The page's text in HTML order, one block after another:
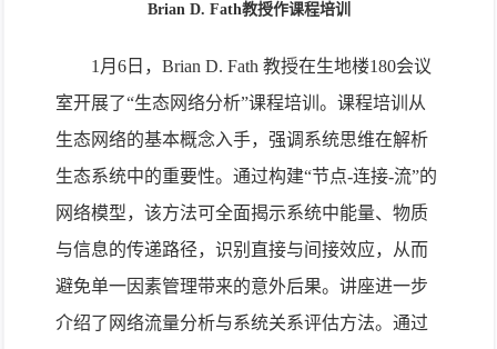
Brian D. Fath教授作课程培训
1月6日，Brian D. Fath 教授在生地楼180会议
室开展了“生态网络分析”课程培训。课程培训从
生态网络的基本概念入手，强调系统思维在解析
生态系统中的重要性。通过构建“节点-连接-流”的
网络模型，该方法可全面揭示系统中能量、物质
与信息的传递路径，识别直接与间接效应，从而
避免单一因素管理带来的意外后果。讲座进一步
介绍了网络流量分析与系统关系评估方法。通过